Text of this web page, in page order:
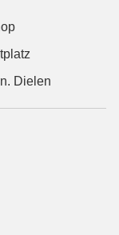
Dielen